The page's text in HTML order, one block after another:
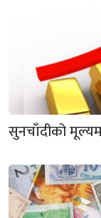
सुनचाँदीको